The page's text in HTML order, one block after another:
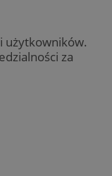
użytkowników.
za